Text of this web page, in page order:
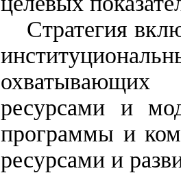
Стратегия
охватывающих
ресурсами и
программы и
ресурсами и